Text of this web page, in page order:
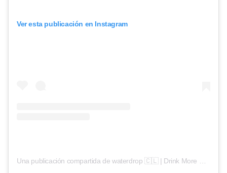
Ver esta publicación en Instagram
Una publicación compartida de waterdrop 🇨🇱 | Drink More Water (@waterdropchile)